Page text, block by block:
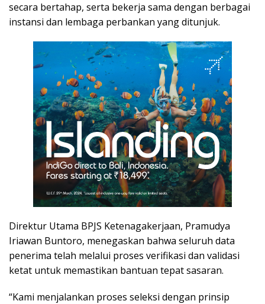
secara bertahap, serta bekerja sama dengan berbagai
instansi dan lembaga perbankan yang ditunjuk.
Direktur Utama BPJS Ketenagakerjaan, Pramudya
Iriawan Buntoro, menegaskan bahwa seluruh data
penerima telah melalui proses verifikasi dan validasi
ketat untuk memastikan bantuan tepat sasaran.
“Kami menjalankan proses seleksi dengan prinsip